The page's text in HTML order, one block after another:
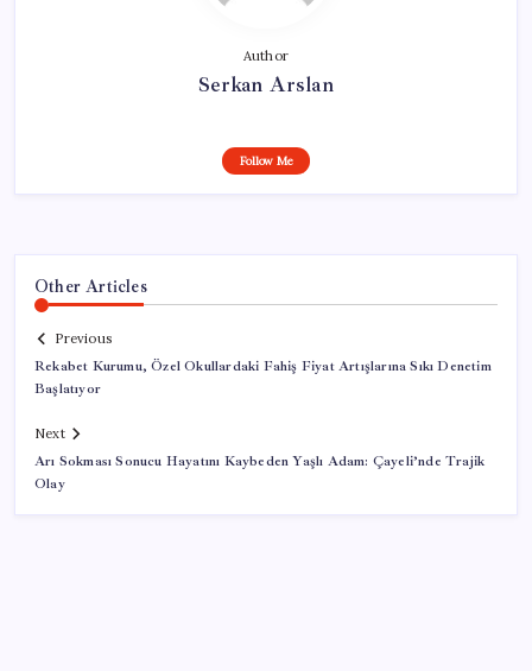
Author
Serkan Arslan
Follow Me
Other Articles
Previous
Rekabet Kurumu, Özel Okullardaki Fahiş Fiyat Artışlarına Sıkı Denetim
Başlatıyor
Next
Arı Sokması Sonucu Hayatını Kaybeden Yaşlı Adam: Çayeli’nde Trajik
Olay